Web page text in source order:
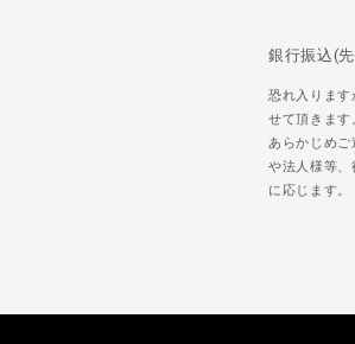
銀行振込(
恐れ入ります
せて頂きます
あらかじめ
や法人様等
に応じます。